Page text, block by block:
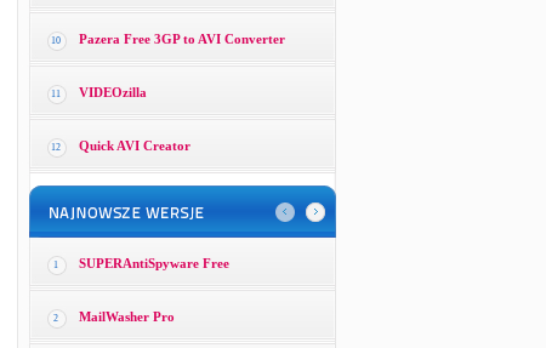
10 Pazera Free 3GP to AVI Converter
11 VIDEOzilla
12 Quick AVI Creator
1 SUPERAntiSpyware Free
2 MailWasher Pro